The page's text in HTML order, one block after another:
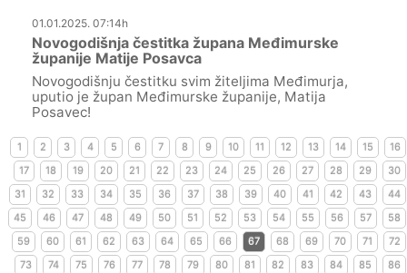
01.01.2025. 07:14h
Novogodišnja čestitka župana Međimurske
županije Matije Posavca
Novogodišnju čestitku svim žiteljima Međimurja,
uputio je župan Međimurske županije, Matija
Posavec!
1 2 3 4 5 6 7 8 9 10 11 12 13 14 15
16
17
18 19 20 21 22 23 24 25 26 27 28 29
30
31
32 33 34 35 36 37 38 39 40 41 42 43
44
45
46 47 48 49 50 51 52 53 54 55 56 57
58
59
60 61 62 63 64 65 66 67 68 69 70 71
72
73
74 75 76 77 78 79 80 81 82 83 84 85 86